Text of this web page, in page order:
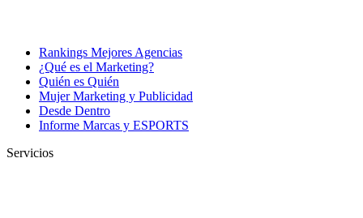
Rankings Mejores Agencias
¿Qué es el Marketing?
Quién es Quién
Mujer Marketing y Publicidad
Desde Dentro
Informe Marcas y ESPORTS
Servicios